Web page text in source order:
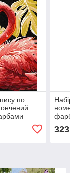
по
323